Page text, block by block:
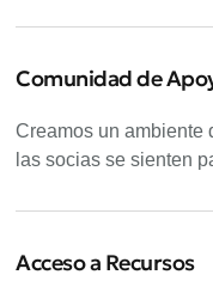
Comunidad de
Creamos un ambiente
las socias se sienten
Acceso a Recursos